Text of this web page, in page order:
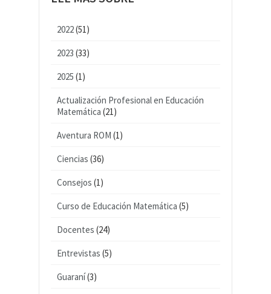
2022(51)
2023 (33)
2025 (1)
Actualización Profesional en Educación
Matemática (21)
Aventura ROM (1)
Ciencias (36)
Consejos (1)
Curso de Educación Matemática (5)
Docentes (24)
Entrevistas (5)
Guaraní(3)